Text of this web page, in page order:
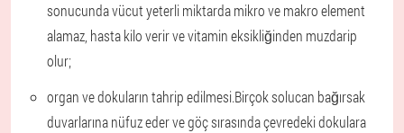
sonucunda vücut yeterli miktarda mikro ve makro element
alamaz, hasta kilo verir ve vitamin eksikliğinden muzdarip
olur;
organ ve dokuların tahrip edilmesi.Birçok solucan bağırsak
duvarlarına nüfuz eder ve göç sırasında çevredeki dokulara